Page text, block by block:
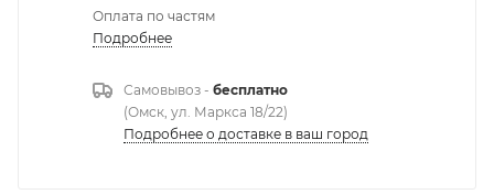
Оплата по частям
Подробнее
Самовывоз - бесплатно
(Омск, ул. Маркса 18/22)
Подробнее о доставке в ваш город